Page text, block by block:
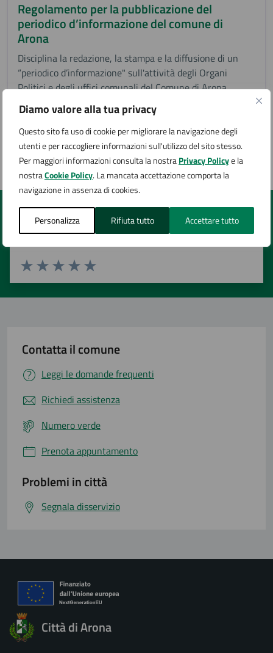
Diamo valore alla tua privacy
Questo sito fa uso di cookie per migliorare la navigazione degli
utenti e per raccogliere informazioni sull'utilizzo del sito stesso.
Per maggiori informazioni consulta la nostraPrivacy Policye la
nostraCookie Policy. La mancata accettazione comporta la
navigazione in assenza di cookies.
Personalizza Rifiuta tutto Accettare tutto
Regolamento per la pubblicazione del
periodico d’informazione del comune di
Arona
Disciplina la redazione, la stampa e la diffusione di un
“periodico d’informazione" sull'attività degli Organi
Politici e degli uffici comunali del Comune di Arona
Tutti i documenti
Quanto sono chiare le informazioni su questa
pagina?
Valuta 5 stelle su 5
Valuta 4 stelle su 5
Valuta 3 stelle su 5
Valuta 2 stelle su 5
Valuta 1 stelle su 5
Contatta il comune
Leggi le domande frequenti
Richiedi assistenza
Numero verde
Prenota appuntamento
Problemi in città
Segnala disservizio
Città di Arona